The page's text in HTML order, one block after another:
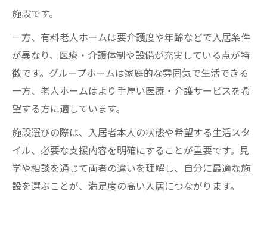
施設です。
一方、有料老人ホームは要介護度や年齢などで入居条件
が異なり、医療・介護体制や設備が充実している点が特
徴です。グループホームは家庭的な雰囲気で生活できる
一方、老人ホームはより手厚い医療・介護サービスを希
望する方に適しています。
施設選びの際は、入居者本人の状態や希望する生活スタ
イル、必要な支援内容を明確にすることが重要です。見
学や相談を通じて両者の違いを理解し、自分に最適な施
設を選ぶことが、満足度の高い入居につながります。